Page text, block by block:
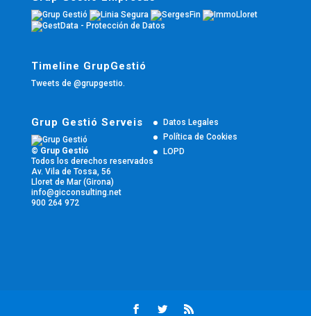
Timeline GrupGestió
Tweets de @grupgestio.
Grup Gestió Serveis
© Grup Gestió
Todos los derechos reservados
Av. Vila de Tossa, 56
Lloret de Mar (Girona)
info@gicconsulting.net
900 264 972
Datos Legales
Política de Cookies
LOPD